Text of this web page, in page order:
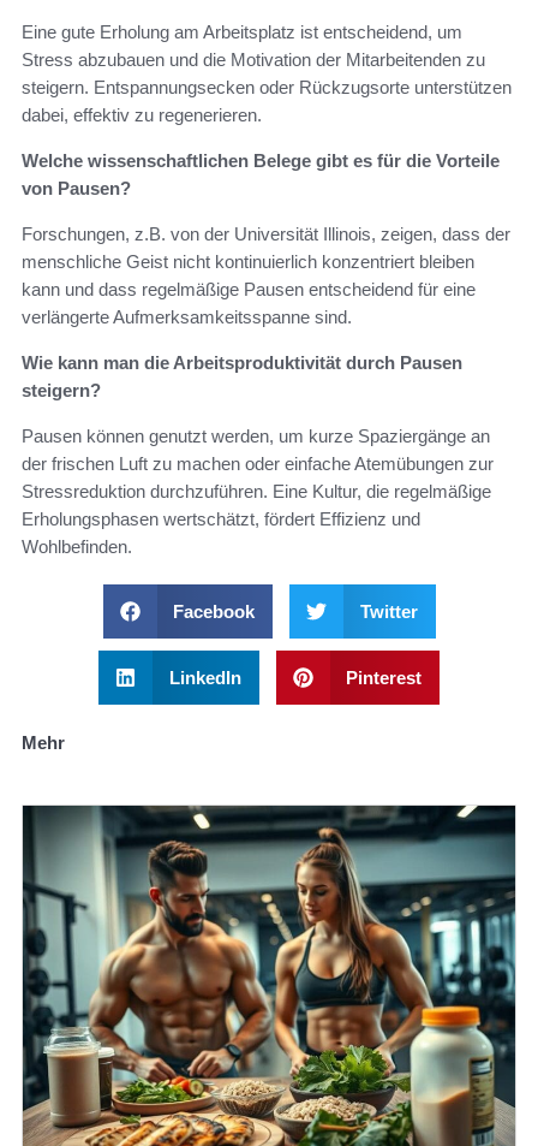
Eine gute Erholung am Arbeitsplatz ist entscheidend, um
Stress abzubauen und die Motivation der Mitarbeitenden zu
steigern. Entspannungsecken oder Rückzugsorte unterstützen
dabei, effektiv zu regenerieren.
Welche wissenschaftlichen Belege gibt es für die Vorteile
von Pausen?
Forschungen, z.B. von der Universität Illinois, zeigen, dass der
menschliche Geist nicht kontinuierlich konzentriert bleiben
kann und dass regelmäßige Pausen entscheidend für eine
verlängerte Aufmerksamkeitsspanne sind.
Wie kann man die Arbeitsproduktivität durch Pausen
steigern?
Pausen können genutzt werden, um kurze Spaziergänge an
der frischen Luft zu machen oder einfache Atemübungen zur
Stressreduktion durchzuführen. Eine Kultur, die regelmäßige
Erholungsphasen wertschätzt, fördert Effizienz und
Wohlbefinden.
Facebook Twitter
LinkedIn Pinterest
Mehr